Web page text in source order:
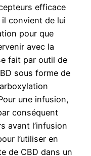
efficace
il convient de lui
pour que
avec la
fait par outil de
sous forme de
une infusion,
conséquent
avant l’infusion
l’utiliser en
de CBD dans un